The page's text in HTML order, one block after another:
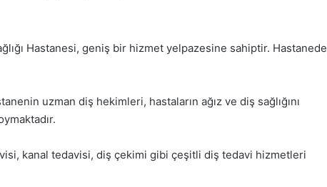
Hastanesi, geniş bir hizmet yelpazesine sahiptir. Hastanede
uzman diş hekimleri, hastaların ağız ve diş sağlığını
kanal tedavisi, diş çekimi gibi çeşitli diş tedavi hizmetleri